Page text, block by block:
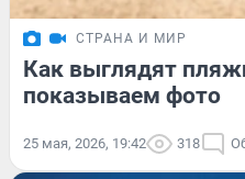
СТРАНА И МИР
Как выглядят
показываем фото
25 мая, 2026, 19:42 318